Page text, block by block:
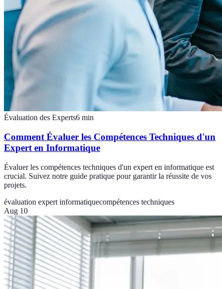
Évaluation des Experts6 min
Comment Évaluer les Compétences Techniques d'un
Expert en Informatique
Évaluer les compétences techniques d'un expert en informatique est
crucial. Suivez notre guide pratique pour garantir la réussite de vos
projets.
évaluation expert informatiquecompétences techniques
Aug 10